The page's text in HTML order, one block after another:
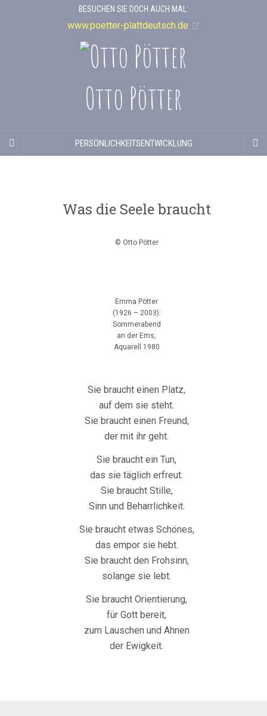
BESUCHEN SIE DOCH AUCH MAL:
www.poetter-plattdeutsch.de
Otto Pötter
PERSÖNLICHKEITSENTWICKLUNG
Was die Seele braucht
© Otto Pötter
Emma Pötter
(1926 – 2003):
Sommerabend
an der Ems,
Aquarell 1980
Sie braucht einen Platz,
auf dem sie steht.
Sie braucht einen Freund,
der mit ihr geht.
Sie braucht ein Tun,
das sie täglich erfreut.
Sie braucht Stille,
Sinn und Beharrlichkeit.
Sie braucht etwas Schönes,
das empor sie hebt.
Sie braucht den Frohsinn,
solange sie lebt.
Sie braucht Orientierung,
für Gott bereit,
zum Lauschen und Ahnen
der Ewigkeit.